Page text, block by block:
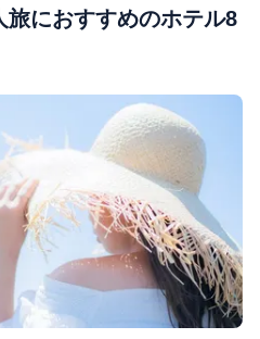
旅におすすめのホテル8